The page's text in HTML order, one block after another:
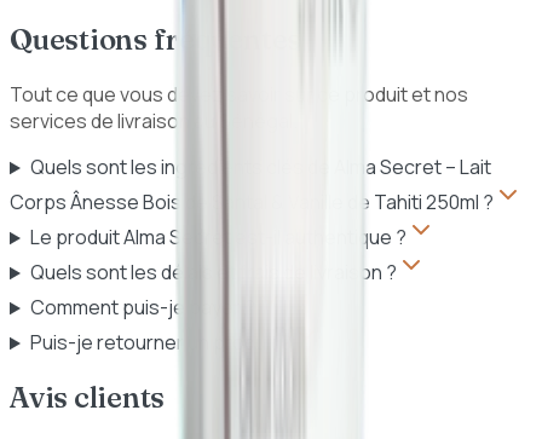
Questions fréquentes
Tout ce que vous devez savoir sur ce produit et nos
services de livraison au Sénégal.
Quels sont les ingrédients clés de Alma Secret – Lait
Corps Ânesse Bois de Santal & Vanille de Tahiti 250ml ?
Le produit Alma Secret est-il authentique ?
Quels sont les délais et frais de livraison ?
Comment puis-je payer ?
Puis-je retourner un produit ?
Avis clients